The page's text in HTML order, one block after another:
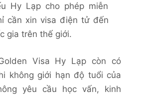
Hy Lạp cho phép miễn
cần xin visa điện tử đến
gia trên thế giới.
Visa Hy Lạp còn có
không giới hạn độ tuổi của
yêu cầu học vấn, kinh